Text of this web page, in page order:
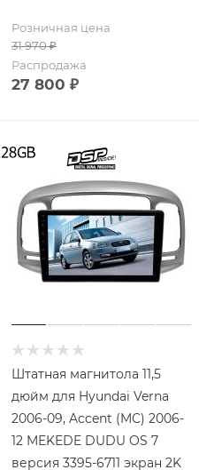
Розничная цена
31 970₽
Распродажа
27 800 ₽
Штатная магнитола 11,5
дюйм для Hyundai Verna
2006-09, Accent (MC) 2006-
12 MEKEDE DUDU OS 7
версия 3395-6711 экран 2K